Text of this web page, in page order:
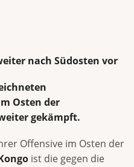
nach Südosten vor
Osten der
gekämpft.
Offensive im Osten der
ist die gegen die